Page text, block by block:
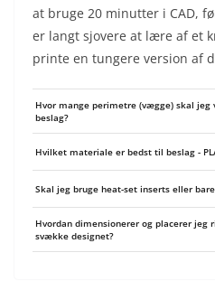
at bruge 20 minutter i CAD,
er langt sjovere at lære af et
printe en tungere version af
Hvor mange perimetre (vægge) skal
beslag?
almindelige bærende beslag og 4-6 til
vægtykkelse fremfor kun infill-procent -
Sæt helst perimeter-tykkelsen så den
Hvilket materiale er bedst til beslag -
PETG giver bedre slagstyrke og
temperaturer men kræver varmebed.
belastede beslag, men er hygroskopisk
Skal jeg bruge heat-set inserts eller
spændinger - de giver langt bedre
alligevel vil skrue i plasten, gør bossen
Hvordan dimensionerer og placerer jeg
svække designet?